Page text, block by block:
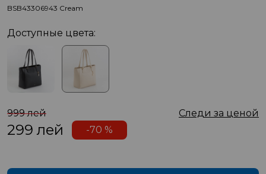
BSB43306943 Cream
Доступные цвета:
999 лей Следи за ценой
299лей -70 %